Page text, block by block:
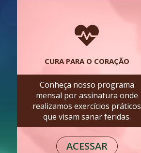
CURA PARA O CORAÇÃO
Conheça nosso programa
mensal por assinatura onde
realizamos exercícios práticos
que visam sanar feridas.
ACESSAR